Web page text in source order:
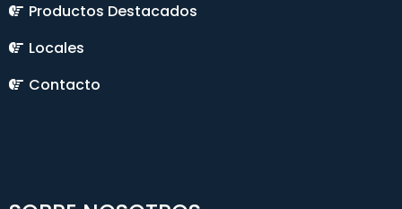
Productos Destacados
Locales
Contacto